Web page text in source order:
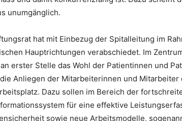
unumgänglich.
hat mit Einbezug der Spitalleitung im
Hauptrichtungen verabschiedet. Im
erster Stelle das Wohl der Patientinnen und
Anliegen der Mitarbeiterinnen und
Dazu sollen im Bereich der
für eine effektive
sowie neue Arbeitsmodelle,